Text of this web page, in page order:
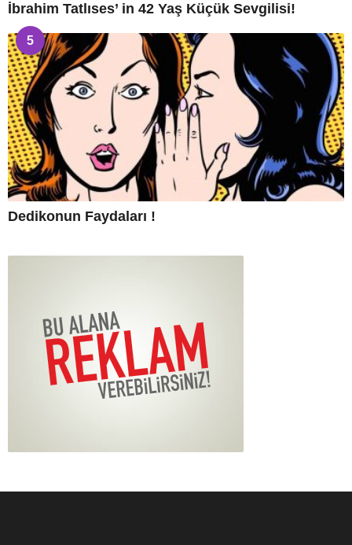
İbrahim Tatlıses’ in 42 Yaş Küçük Sevgilisi!
5
Dedikonun Faydaları !